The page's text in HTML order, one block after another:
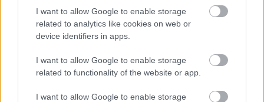
I want to allow Google to enable storage
related to analytics like cookies on web or
device identifiers in apps.
I want to allow Google to enable storage
related to functionality of the website or app.
I want to allow Google to enable storage
klímatudatos gondolkodás és a helyi identitás erősítése kerül a
középpontba.
mesél – megújul a tatai Angolkert